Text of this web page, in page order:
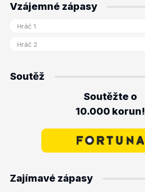
Vzájemné zápasy
Soutěž
Soutěžte o
10.000 korun!
Zajímavé zápasy